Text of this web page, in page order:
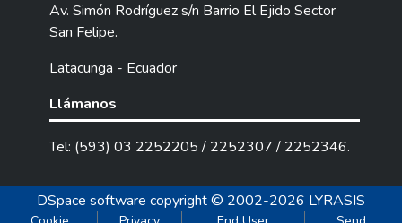
Av. Simón Rodríguez s/n Barrio El Ejido Sector
San Felipe.
Latacunga - Ecuador
Llámanos
Tel: (593) 03 2252205 / 2252307 / 2252346.
DSpace software copyright © 2002-2026 LYRASIS